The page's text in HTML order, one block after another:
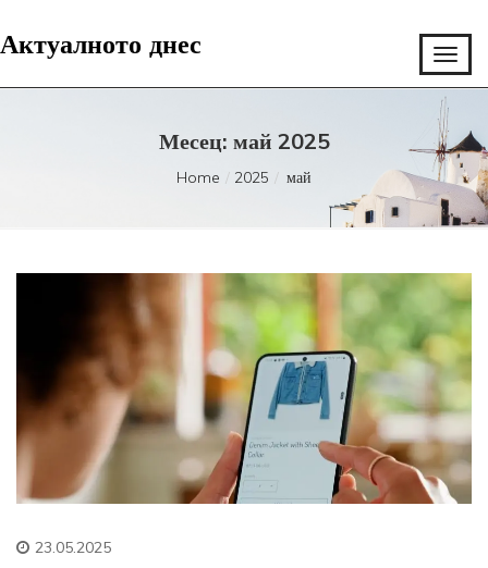
Актуалното днес
Месец: май 2025
Home 2025 май
23.05.2025